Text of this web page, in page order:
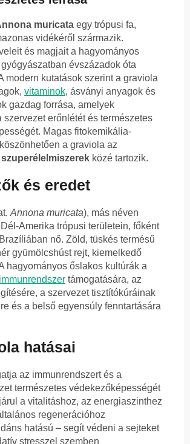
muricata egy trópusi fa,
vidékéről származik.
és magjait a hagyományos
évszázadok óta
modern kutatások szerint a graviola
vitaminok, ásványi anyagok és
gazdag forrása, amelyek
szervezet erőnlétét és természetes
Magas fitokemikália-
a graviola az
szuperélelmiszerek közé tartozik.
és eredet
Annona muricata), más néven
Amerika trópusi területein, főként
nő. Zöld, tüskés termésű
gyümölcshúst rejt, kiemelkedő
hagyományos őslakos kultúrák a
immunrendszer támogatására, az
a szervezet tisztítókúráinak
és a belső egyensúly fenntartására
hatásai
az immunrendszert és a
természetes védekezőképességét
a vitalitáshoz, az energiaszinthez
regenerációhoz
hatású – segít védeni a sejteket
stresszel szemben